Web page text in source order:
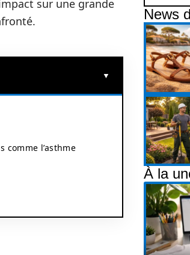
sur une grande
comme l’asthme
News
À la